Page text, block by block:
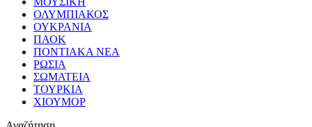
ΟΛΥΜΠΙΑΚΟΣ
ΟΥΚΡΑΝΙΑ
ΠΑΟΚ
ΠΟΝΤΙΑΚΑ ΝΕΑ
ΡΩΣΙΑ
ΣΩΜΑΤΕΙΑ
ΤΟΥΡΚΙΑ
ΧΙΟΥΜΟΡ